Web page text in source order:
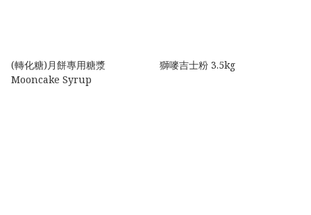
(轉化糖)月餅專用糖漿
Mooncake Syrup
獅嘜吉士粉 3.5kg